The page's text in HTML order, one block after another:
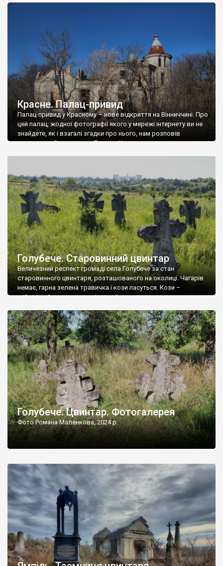
Красне. Палац-привид
Палац-привид у Красному – нове відкриття на Вінниччині. Про
цей палац, жодної фотографії якого у мережі інтернету ви не
знайдете, як і взагалі згадки про нього, нам розповів
мешканець Самгородка. Палац у Красному вразив не лише
Голубече. Старовинний цвинтар
Величезний респект громаді села Голубече за стан
старовинного цвинтаря, розташованого на околиці. Чагарів
немає, гарна зелена травичка і кози пасуться. Кози –
найкращий регулятор шкідливої, для старих кладовищ,
бруньками, кози ті бруньки обгризають, бо то улюблений
делікатес. На цвинтарі у Голубечому ціла колекція
різноманітних форм хрестів. Село відносно невелике, […]
Голубече. Цвинтар. Фотогалерея
Фото Романа Маленкова, 2024 р.